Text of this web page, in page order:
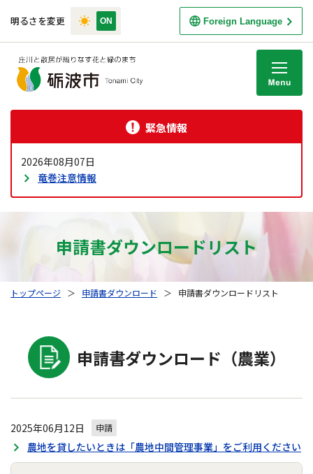
明るさを変更 Foreign Language
緊急情報
2026年08月07日
竜巻注意情報
申請書ダウンロードリスト
トップページ ＞ 申請書ダウンロード ＞ 申請書ダウンロードリスト
申請書ダウンロード（農業）
2025年06月12日 申請
農地を貸したいときは「農地中間管理事業」をご利用ください